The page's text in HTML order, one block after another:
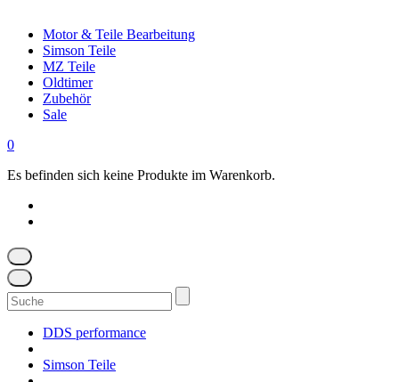
Motor & Teile Bearbeitung
Simson Teile
MZ Teile
Oldtimer
Zubehör
Sale
0
Es befinden sich keine Produkte im Warenkorb.
Suchen
nach:
DDS performance
Simson Teile